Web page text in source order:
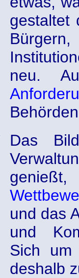
gestaltet
neu.
Behörden
Das
und das
und
Sich um
deshalb